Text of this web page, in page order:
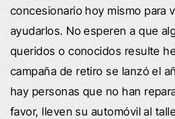
concesionario hoy mismo para
ayudarlos. No esperen a que
queridos o conocidos resulte
campaña de retiro se lanzó el
hay personas que no han
favor, lleven su automóvil al